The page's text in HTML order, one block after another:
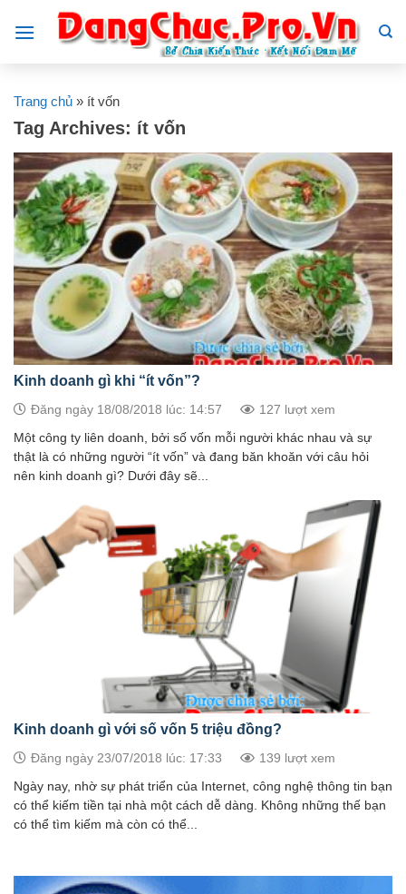
Trang chủ » ít vốn
Tag Archives: ít vốn
Kinh doanh gì khi “ít vốn”?
Đăng ngày 18/08/2018 lúc: 14:57 127 lượt xem
Một công ty liên doanh, bởi số vốn mỗi người khác nhau và sự
thật là có những người “ít vốn” và đang băn khoăn với câu hỏi
nên kinh doanh gì? Dưới đây sẽ...
Kinh doanh gì với số vốn 5 triệu đồng?
Đăng ngày 23/07/2018 lúc: 17:33 139 lượt xem
Ngày nay, nhờ sự phát triển của Internet, công nghệ thông tin bạn
có thể kiếm tiền tại nhà một cách dễ dàng. Không những thế bạn
có thể tìm kiếm mà còn có thể...